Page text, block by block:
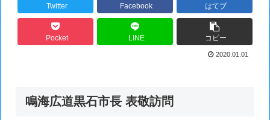
Twitter Facebook はてブ
Pocket LINE コピー
2020.01.01
鳴海広道黒石市長 表敬訪問